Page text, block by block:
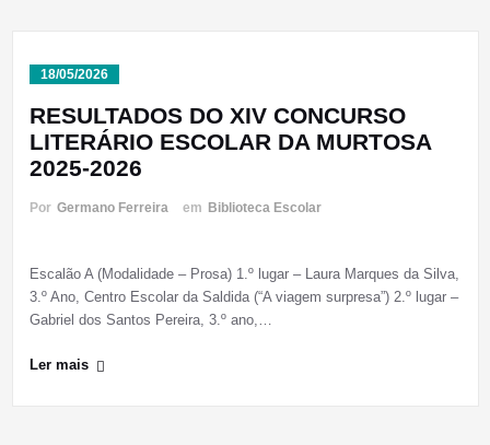
18/05/2026
RESULTADOS DO XIV CONCURSO
LITERÁRIO ESCOLAR DA MURTOSA
2025-2026
Por Germano Ferreira em Biblioteca Escolar
Escalão A (Modalidade – Prosa) 1.º lugar – Laura Marques da Silva,
3.º Ano, Centro Escolar da Saldida (“A viagem surpresa”) 2.º lugar –
Gabriel dos Santos Pereira, 3.º ano,…
Ler mais